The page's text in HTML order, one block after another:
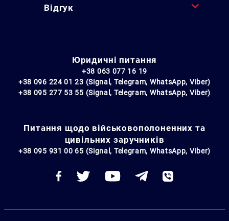
Відгук
Юридичні питання
+38 063 077 16 19
+38 096 224 01 23 (Signal, Telegram, WhatsApp, Viber)
+38 095 277 53 55 (Signal, Telegram, WhatsApp, Viber)
Питання щодо військовополоненних та
цивільних заручників
+38 095 931 00 65 (Signal, Telegram, WhatsApp, Viber)